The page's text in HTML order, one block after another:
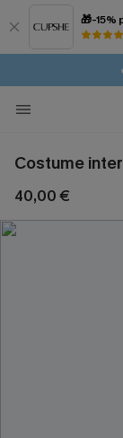
🎁-15%
⚡️-15%
Costume
40,00 €